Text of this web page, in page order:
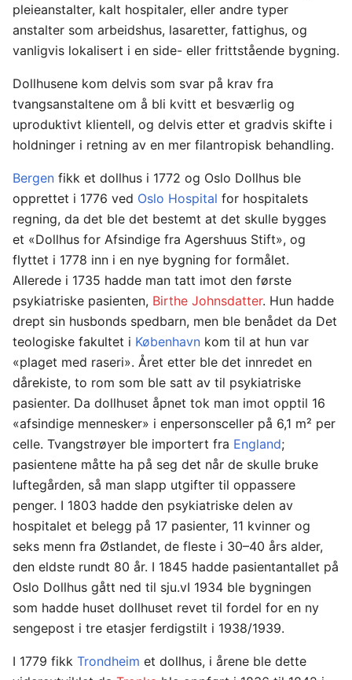
pleieanstalter, kalt hospitaler, eller andre typer
anstalter som arbeidshus, lasaretter, fattighus, og
vanligvis lokalisert i en side- eller frittstående bygning.
Dollhusene kom delvis som svar på krav fra
tvangsanstaltene om å bli kvitt et besværlig og
uproduktivt klientell, og delvis etter et gradvis skifte i
holdninger i retning av en mer filantropisk behandling.
Bergen fikk et dollhus i 1772 og Oslo Dollhus ble
opprettet i 1776 ved Oslo Hospital for hospitalets
regning, da det ble det bestemt at det skulle bygges
et «Dollhus for Afsindige fra Agershuus Stift», og
flyttet i 1778 inn i en nye bygning for formålet.
Allerede i 1735 hadde man tatt imot den første
psykiatriske pasienten, Birthe Johnsdatter. Hun hadde
drept sin husbonds spedbarn, men ble benådet da Det
teologiske fakultet i København kom til at hun var
«plaget med raseri». Året etter ble det innredet en
dårekiste, to rom som ble satt av til psykiatriske
pasienter. Da dollhuset åpnet tok man imot opptil 16
«afsindige mennesker» i enpersonsceller på 6,1 m² per
celle. Tvangstrøyer ble importert fra England;
pasientene måtte ha på seg det når de skulle bruke
luftegården, så man slapp utgifter til oppassere
penger. I 1803 hadde den psykiatriske delen av
hospitalet et belegg på 17 pasienter, 11 kvinner og
seks menn fra Østlandet, de fleste i 30–40 års alder,
den eldste rundt 80 år. I 1845 hadde pasientantallet på
Oslo Dollhus gått ned til sju.vI 1934 ble bygningen
som hadde huset dollhuset revet til fordel for en ny
sengepost i tre etasjer ferdigstilt i 1938/1939.
I 1779 fikk Trondheim et dollhus, i årene ble dette